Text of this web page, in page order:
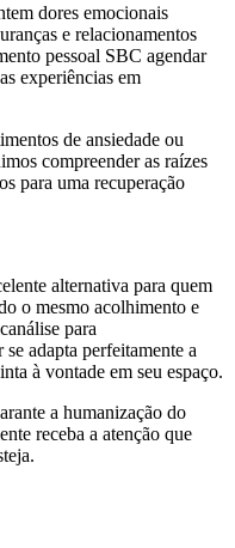
dores emocionais
e relacionamentos
pessoal SBC agendar
experiências em
de ansiedade ou
compreender as raízes
para uma recuperação
alternativa para quem
o mesmo acolhimento e
para
adapta perfeitamente a
à vontade em seu espaço.
a humanização do
receba a atenção que